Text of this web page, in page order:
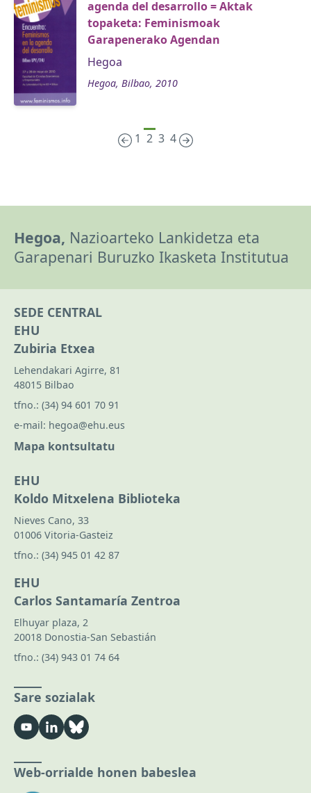
agenda del desarrollo = Aktak
topaketa: Feminismoak
Garapenerako Agendan
Hegoa
Hegoa, Bilbao, 2010
1 2 3 4
Hegoa, Nazioarteko Lankidetza eta
Garapenari Buruzko Ikasketa Institutua
SEDE CENTRAL
EHU
Zubiria Etxea
Lehendakari Agirre, 81
48015 Bilbao
tfno.: (34) 94 601 70 91
e-mail: hegoa@ehu.eus
Mapa kontsultatu
EHU
Koldo Mitxelena Biblioteka
Nieves Cano, 33
01006 Vitoria-Gasteiz
tfno.: (34) 945 01 42 87
EHU
Carlos Santamaría Zentroa
Elhuyar plaza, 2
20018 Donostia-San Sebastián
tfno.: (34) 943 01 74 64
Sare sozialak
Web-orrialde honen babeslea